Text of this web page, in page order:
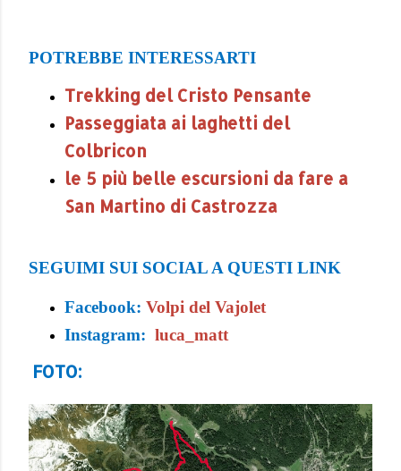
POTREBBE INTERESSARTI
Trekking del Cristo Pensante
Passeggiata ai laghetti del
Colbricon
le 5 più belle escursioni da fare a
San Martino di Castrozza
SEGUIMI SUI SOCIAL A QUESTI LINK
Facebook: Volpi del Vajolet
Instagram: luca_matt
FOTO: